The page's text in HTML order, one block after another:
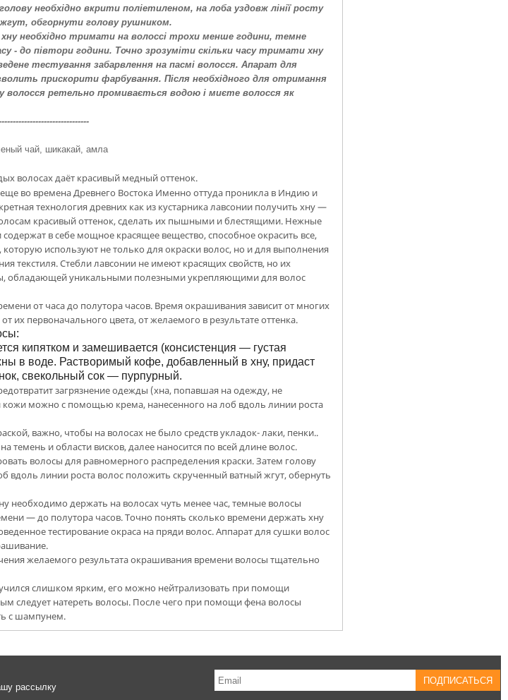
необхідно вкрити поліетиленом, на лоба уздовж лінії росту
обгорнути голову рушником.
необхідно тримати на волоссі трохи менше години, темне
- до півтори години. Точно зрозуміти скільки часу тримати хну
тестування забарвлення на пасмі волосся. Апарат для
прискорити фарбування. Після необхідного для отримання
волосся ретельно промивається водою і миєте волосся як
чай, шикакай, амла
волосах даёт красивый медный оттенок.
во времена Древнего Востока Именно оттуда проникла в Индию и
технология древних как из кустарника лавсонии получить хну —
красивый оттенок, сделать их пышными и блестящими. Нежные
в себе мощное красящее вещество, способное окрасить все,
используют не только для окраски волос, но и для выполнения
текстиля. Стебли лавсонии не имеют красящих свойств, но их
обладающей уникальными полезными укрепляющими для волос
от часа до полутора часов. Время окрашивания зависит от многих
их первоначального цвета, от желаемого в результате оттенка.
кипятком и замешивается (консистенция — густая
в воде. Растворимый кофе, добавленный в хну, придаст
свекольный сок — пурпурный.
загрязнение одежды (хна, попавшая на одежду, не
кожи можно с помощью крема, нанесенного на лоб вдоль линии роста
важно, чтобы на волосах не было средств укладок- лаки, пенки..
темень и области висков, далее наносится по всей длине волос.
волосы для равномерного распределения краски. Затем голову
вдоль линии роста волос положить скрученный ватный жгут, обернуть
необходимо держать на волосах чуть менее час, темные волосы
— до полутора часов. Точно понять сколько времени держать хну
тестирование окраса на пряди волос. Аппарат для сушки волос
желаемого результата окрашивания времени волосы тщательно
слишком ярким, его можно нейтрализовать при помощи
следует натереть волосы. После чего при помощи фена волосы
с шампунем.
рассылку